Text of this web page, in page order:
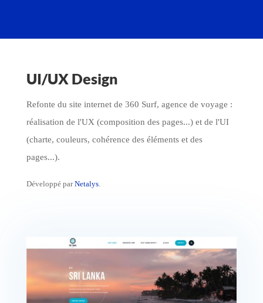
UI/UX Design
Refonte du site internet de 360 Surf, agence de voyage :
réalisation de l'UX (composition des pages...) et de l'UI
(charte, couleurs, cohérence des éléments et des
pages...).
Développé parNetalys.